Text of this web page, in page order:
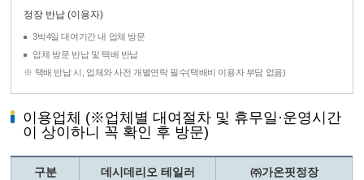
정장 반납 (이용자)
3박4일 대여기간 내 업체 방문
업체 방문 반납 및 택배 반납
※ 택배 반납 시, 업체와 사전 개별연락 필수(택배비 이용자 부담 없음)
이용업체 (※업체별 대여절차 및 휴무일·운영시간
이 상이하니 꼭 확인 후 방문)
구분 데시데리오 테일러 ㈜가온핏정장